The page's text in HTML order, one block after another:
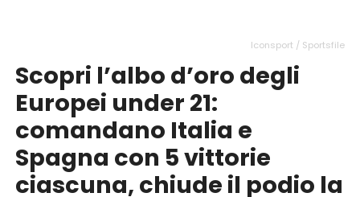
Iconsport / Sportsfile
Scopri l’albo d’oro degli
Europei under 21:
comandano Italia e
Spagna con 5 vittorie
ciascuna, chiude il podio la